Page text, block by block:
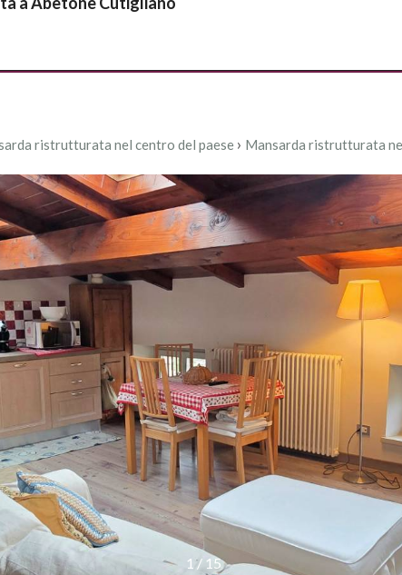
ristrutturata nel centro del paese › Mansarda ristrutturata
1 / 15